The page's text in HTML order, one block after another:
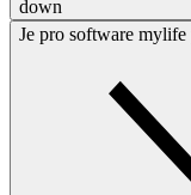
down
Je pro software